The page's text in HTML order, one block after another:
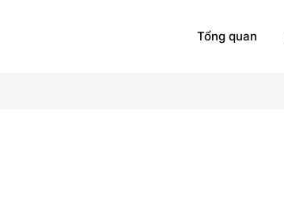
Tổng quan